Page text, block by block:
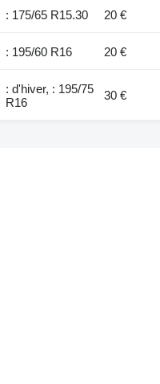
: 175/65 R15.30 20 €
: 195/60 R16 20 €
: d'hiver, : 195/75
R16
30 €